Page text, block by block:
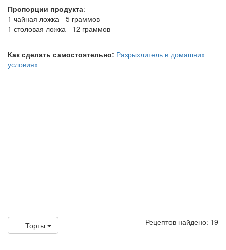
Пропорции продукта:
1 чайная ложка - 5 граммов
1 столовая ложка - 12 граммов
Как сделать самостоятельно: Разрыхлитель в домашних
условиях
Торты Рецептов найдено: 19